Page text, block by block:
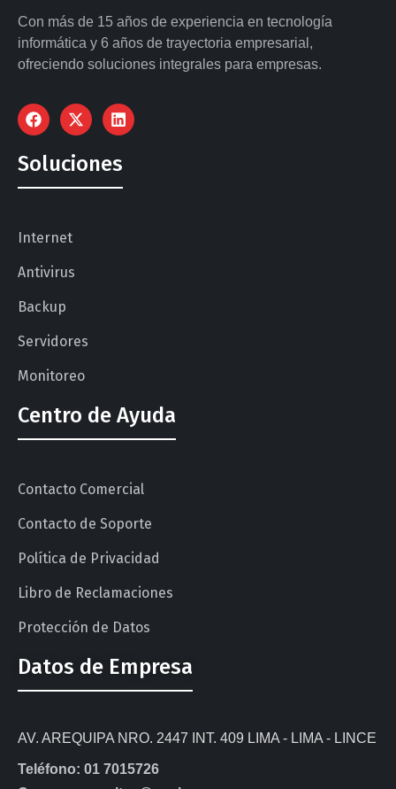
Con más de 15 años de experiencia en tecnología
informática y 6 años de trayectoria empresarial,
ofreciendo soluciones integrales para empresas.
Soluciones
Internet
Antivirus
Backup
Servidores
Monitoreo
Centro de Ayuda
Contacto Comercial
Contacto de Soporte
Política de Privacidad
Libro de Reclamaciones
Protección de Datos
Datos de Empresa
AV. AREQUIPA NRO. 2447 INT. 409 LIMA - LIMA - LINCE
Teléfono: 01 7015726